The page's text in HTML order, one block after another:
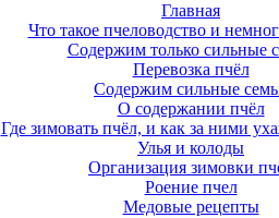
Главная
Что такое пчеловодство и
Содержим только сильные
Перевозка пчёл
Содержим сильные
О содержании пчёл
Где зимовать пчёл, и как за ними
Улья и колоды
Организация зимовки
Роение пчел
Медовые рецепты